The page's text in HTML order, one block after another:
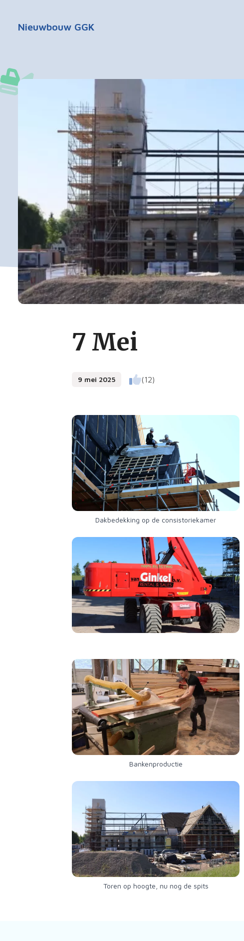
Nieuwbouw GGK
7 Mei
9 mei 2025 (12)
Dakbedekking op de consistoriekamer
Bankenproductie
Toren op hoogte, nu nog de spits